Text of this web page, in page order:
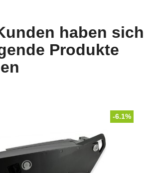
haben sich
Produkte
-6.1%